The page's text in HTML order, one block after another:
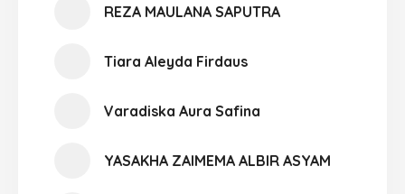
REZA MAULANA SAPUTRA
Tiara Aleyda Firdaus
Varadiska Aura Safina
YASAKHA ZAIMEMA ALBIR ASYAM